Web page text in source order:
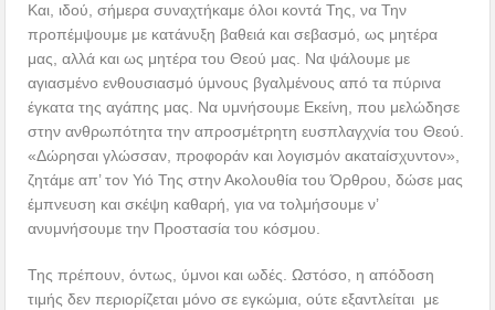
Και, ιδού, σήμερα συναχτήκαμε όλοι κοντά Της, να Την
προπέμψουμε με κατάνυξη βαθειά και σεβασμό, ως μητέρα
μας, αλλά και ως μητέρα του Θεού μας. Να ψάλουμε με
αγιασμένο ενθουσιασμό ύμνους βγαλμένους από τα πύρινα
έγκατα της αγάπης μας. Να υμνήσουμε Εκείνη, που μελώδησε
στην ανθρωπότητα την απροσμέτρητη ευσπλαγχνία του Θεού.
«Δώρησαι γλώσσαν, προφοράν και λογισμόν ακαταίσχυντον»,
ζητάμε απ’ τον Υιό Της στην Ακολουθία του Όρθρου, δώσε μας
έμπνευση και σκέψη καθαρή, για να τολμήσουμε ν’
ανυμνήσουμε την Προστασία του κόσμου.
Της πρέπουν, όντως, ύμνοι και ωδές. Ωστόσο, η απόδοση
τιμής δεν περιορίζεται μόνο σε εγκώμια, ούτε εξαντλείται με